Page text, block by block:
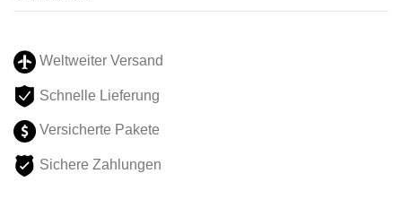
Weltweiter Versand
Schnelle Lieferung
Versicherte Pakete
Sichere Zahlungen